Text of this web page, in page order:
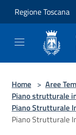
Regione Toscana
Home > Aree
Piano strutturale
Piano Strutturale
Piano Strutturale